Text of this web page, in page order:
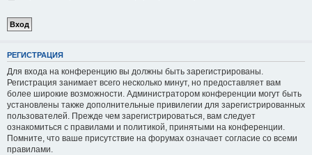
РЕГИСТРАЦИЯ
Для входа на конференцию вы должны быть зарегистрированы.
Регистрация занимает всего несколько минут, но предоставляет вам
более широкие возможности. Администратором конференции могут быть
установлены также дополнительные привилегии для зарегистрированных
пользователей. Прежде чем зарегистрироваться, вам следует
ознакомиться с правилами и политикой, принятыми на конференции.
Помните, что ваше присутствие на форумах означает согласие со всеми
правилами.